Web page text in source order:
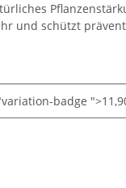
und schützt